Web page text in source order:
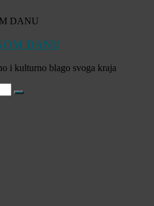
DANU
i kulturno blago svoga kraja